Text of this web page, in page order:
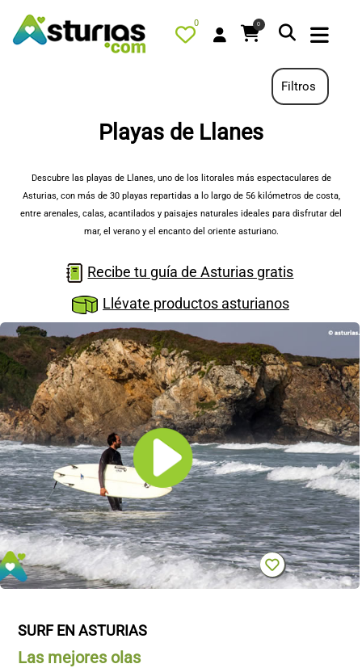
0 0
PORTADA
QUÉ HACER
ALOJAMIENTOS
RESTAURANTES
TURISMO ACTIVO
TIENDA
AGENDA
OFERTAS
CONTACTO
Filtros
Playas de Llanes
Descubre las playas de Llanes, uno de los litorales más espectaculares de
Asturias, con más de 30 playas repartidas a lo largo de 56 kilómetros de costa,
entre arenales, calas, acantilados y paisajes naturales ideales para disfrutar del
mar, el verano y el encanto del oriente asturiano.
Recibe tu guía de Asturias gratis
Llévate productos asturianos
SURF EN ASTURIAS
Las mejores olas